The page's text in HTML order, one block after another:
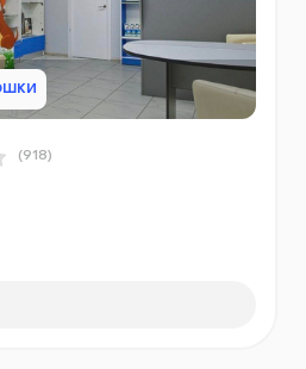
(918)